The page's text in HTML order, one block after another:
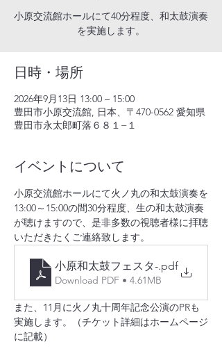
小原交流館ホールにて40分程度、和太鼓演奏
を実施します。
日時・場所
2026年9月13日 13:00 – 15:00
豊田市小原交流館, 日本、〒470-0562 愛知県
豊田市永太郎町落６８１−１
イベントについて
小原交流館ホールにて火ノ丸の和太鼓演奏を
13:00～15:00の間30分程度、生の和太鼓演奏
が聴けますので、是非多数の視聴者様に拝聴
いただきたくご連絡致します。
小原和太鼓フェスタ-.pdf
Download PDF • 4.61MB
また、11月に火ノ丸十周年記念公演のPRも
実施します。（チケット詳細はホームページ
に記載）